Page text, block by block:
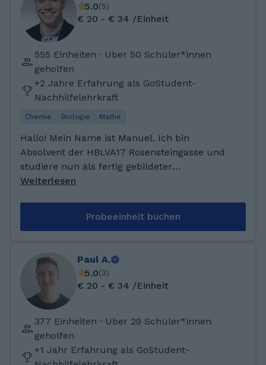
5.0(5)
€ 20 - € 34 /Einheit
555 Einheiten · Uber 50 Schüler*innen
geholfen
+2 Jahre Erfahrung als GoStudent-
Nachhilfelehrkraft
Chemie Biologie Mathe
Hallo! Mein Name ist Manuel. Ich bin
Absolvent der HBLVA17 Rosensteingasse und
studiere nun als fertig gebildeter
Chemieingenieur Molekularbiologie an der
Besonders jene, die mir gezeigt haben, was für
eine positive Auswirkung meine
Unterstützung diesen jungen Menschen bieten
kann. Ich freue mich darauf SchülerInnen in
ihrer Kompetenz weiterhin zu stärken, denn
nur mit Kommunikation und Zusammenarbeit
kann Fortschritt in die richtige Richtung
Weiterlesen
Probeeinheit buchen
Paul A.
5.0(3)
€ 20 - € 34 /Einheit
377 Einheiten · Uber 29 Schüler*innen
geholfen
+1 Jahr Erfahrung als GoStudent-